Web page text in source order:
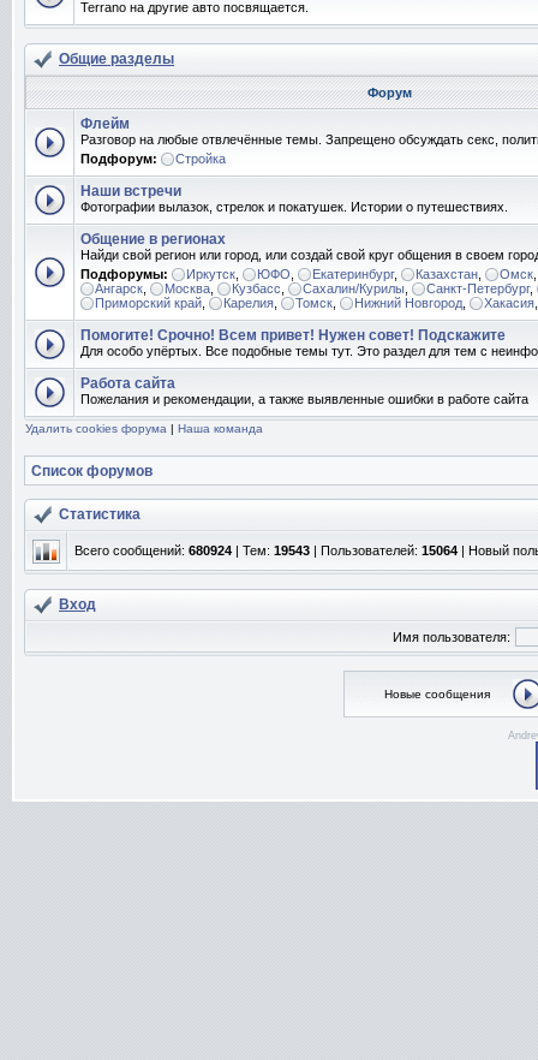
Terrano на другие авто посвящается.
Общие разделы
Форум
Флейм
Разговор на любые отвлечённые темы. Запрещено обсуждать секс,
Подфорум:
Стройка
Наши встречи
Фотографии вылазок, стрелок и покатушек. Истории о путешествиях.
Общение в регионах
Найди свой регион или город, или создай свой круг общения в своем
Подфорумы:
Иркутск ЮФО Екатеринбург, Казахстан Омск
Ангарск
Москва Кузбасс Сахалин/Курилы Санкт-Петербург,
Приморский край
Карелия Томск Нижний Новгород Хакасия
Помогите! Срочно! Всем привет! Нужен совет! Подскажите
Для особо упёртых. Все подобные темы тут. Это раздел для тем с
Работа сайта
Пожелания и рекомендации, а также выявленные ошибки в работе сайта
Удалить cookies форума | Наша команда
Список форумов
Статистика
Всего сообщений: 680924 | Тем: 19543 | Пользователей: 15064 | Новый
Вход
Имя пользователя:
Новые сообщения